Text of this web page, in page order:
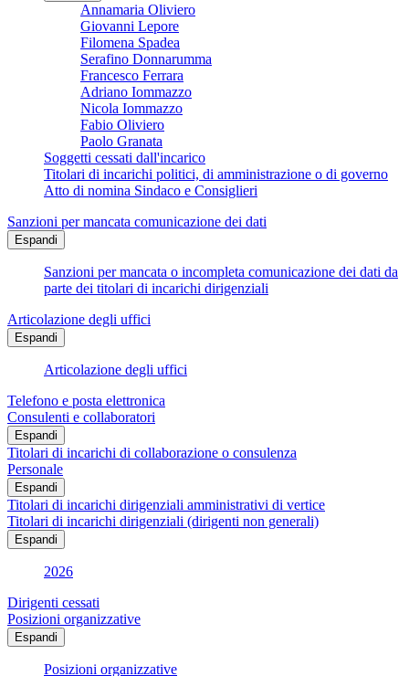
Annamaria Oliviero
Giovanni Lepore
Filomena Spadea
Serafino Donnarumma
Francesco Ferrara
Adriano Iommazzo
Nicola Iommazzo
Fabio Oliviero
Paolo Granata
Soggetti cessati dall'incarico
Titolari di incarichi politici, di amministrazione o di governo
Atto di nomina Sindaco e Consiglieri
Sanzioni per mancata comunicazione dei dati
Espandi
Sanzioni per mancata o incompleta comunicazione dei dati da
parte dei titolari di incarichi dirigenziali
Articolazione degli uffici
Espandi
Articolazione degli uffici
Telefono e posta elettronica
Consulenti e collaboratori
Espandi
Titolari di incarichi di collaborazione o consulenza
Personale
Espandi
Titolari di incarichi dirigenziali amministrativi di vertice
Titolari di incarichi dirigenziali (dirigenti non generali)
Espandi
2026
Dirigenti cessati
Posizioni organizzative
Espandi
Posizioni organizzative